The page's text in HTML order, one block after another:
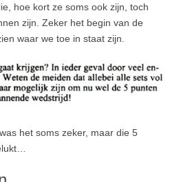
hoe kort ze soms ook zijn, toch
zijn. Zeker het begin van de
waar we toe in staat zijn.
het soms zeker, maar die 5